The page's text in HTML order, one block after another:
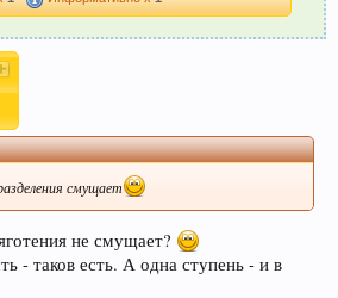
смущает
не смущает?
- таков есть. А одна ступень - и в